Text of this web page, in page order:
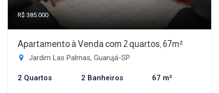
R$ 385.000
Apartamento à Venda com 2 quartos, 67m²
Jardim Las Palmas, Guarujá-SP
2 Quartos 2 Banheiros 67 m²